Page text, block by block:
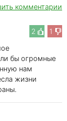
комментарии
2 1
бы огромные
нам
жизни